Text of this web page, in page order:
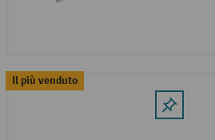
Il più venduto